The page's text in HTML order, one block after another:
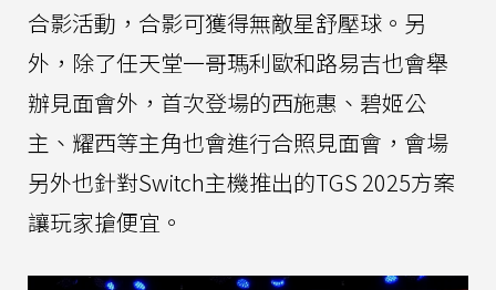
合影活動，合影可獲得無敵星舒壓球。另
外，除了任天堂一哥瑪利歐和路易吉也會舉
辦見面會外，首次登場的西施惠、碧姬公
主、耀西等主角也會進行合照見面會，會場
另外也針對Switch主機推出的TGS 2025方案
讓玩家搶便宜。